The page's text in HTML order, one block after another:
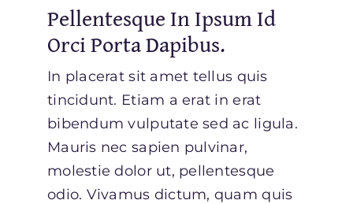
Pellentesque In Ipsum Id
Orci Porta Dapibus.
In placerat sit amet tellus quis
tincidunt. Etiam a erat in erat
bibendum vulputate sed ac ligula.
Mauris nec sapien pulvinar,
molestie dolor ut, pellentesque
odio. Vivamus dictum, quam quis